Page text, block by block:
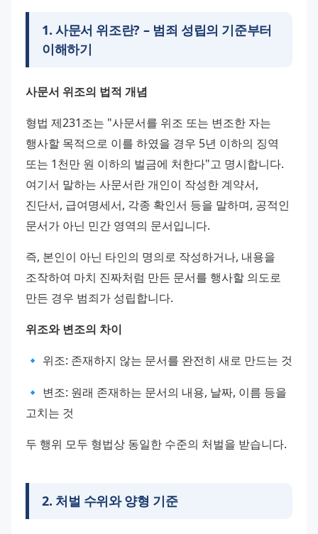
1. 사문서 위조란? – 범죄 성립의 기준부터
이해하기
사문서 위조의 법적 개념
형법 제231조는 "사문서를 위조 또는 변조한 자는
행사할 목적으로 이를 하였을 경우 5년 이하의 징역
또는 1천만 원 이하의 벌금에 처한다"고 명시합니다.
여기서 말하는 사문서란 개인이 작성한 계약서,
진단서, 급여명세서, 각종 확인서 등을 말하며, 공적인
문서가 아닌 민간 영역의 문서입니다.
즉, 본인이 아닌 타인의 명의로 작성하거나, 내용을
조작하여 마치 진짜처럼 만든 문서를 행사할 의도로
만든 경우 범죄가 성립합니다.
위조와 변조의 차이
🔹 위조: 존재하지 않는 문서를 완전히 새로 만드는 것
🔹 변조: 원래 존재하는 문서의 내용, 날짜, 이름 등을
고치는 것
두 행위 모두 형법상 동일한 수준의 처벌을 받습니다.
2. 처벌 수위와 양형 기준